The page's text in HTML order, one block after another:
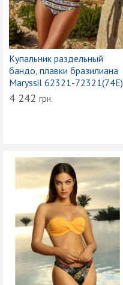
Купальник раздельный
бандо, плавки бразилиана
Maryssil 62321-72321(74E)
4 242 грн.